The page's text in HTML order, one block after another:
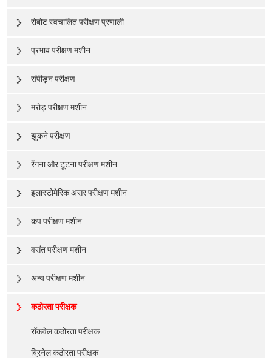
रोबोट स्वचालित परीक्षण प्रणाली
प्रभाव परीक्षण मशीन
संपीड़न परीक्षण
मरोड़ परीक्षण मशीन
झुकने परीक्षण
रेंगना और टूटना परीक्षण मशीन
इलास्टोमेरिक असर परीक्षण मशीन
कप परीक्षण मशीन
वसंत परीक्षण मशीन
अन्य परीक्षण मशीन
कठोरता परीक्षक
रॉकवेल कठोरता परीक्षक
ब्रिनेल कठोरता परीक्षक